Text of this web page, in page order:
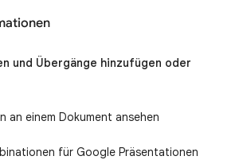
und Übergänge hinzufügen oder
an einem Dokument ansehen
für Google Präsentationen